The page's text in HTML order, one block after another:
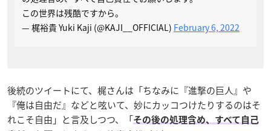
この世界は残酷ですから。
— 梶裕貴 Yuki Kaji (@KAJI__OFFICIAL) February 6, 2022
後続のツイートにて、梶さんは「ちなみに『進撃の巨人』や
『俺は自由だ』などと呟いて、妙にカッコつけたりするのはそ
れこそ自由」と言及しつつ、「その後の処理含め、すべて自己